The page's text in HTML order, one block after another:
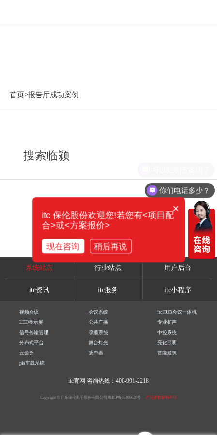
首页>报告厅成功案例
搜索临颍
系统站点 行业站点 用户后台
itc资讯 itc服务 itc小程序
视频会议 会议系统
itcHUB会议一体机
LED显示屏
公共广播
专业扩声
信号传输管理
录播系统
中控系统
分布式平台
舞台灯光
亮化照明
云会务
扬声器
智能建筑
pis车载系统
itc官网 咨询热线：400-991-2218
Copyright © 广东保伦电子股份有限公司 粤ICP备16106620号 产品参数解释声明
你们电话多少？
×
itc 保伦股份欢迎您!若您有<项目配
合>或<方案报价>
现在咨询 稍后再说